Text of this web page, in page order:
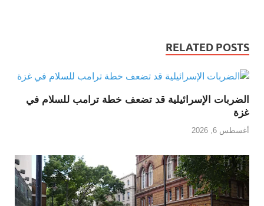
RELATED POSTS
الضربات الإسرائيلية قد تضعف خطة ترامب للسلام في
غزة
أغسطس 6, 2026